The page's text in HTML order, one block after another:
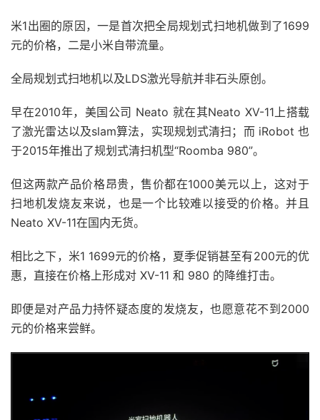
米1出圈的原因，一是首次把全局规划式扫地机做到了1699
元的价格，二是小米自带流量。
全局规划式扫地机以及LDS激光导航并非石头原创。
早在2010年，美国公司 Neato 就在其Neato XV-11上搭载
了激光雷达以及slam算法，实现规划式清扫；而 iRobot 也
于2015年推出了规划式清扫机型“Roomba 980”。
但这两款产品价格昂贵，售价都在1000美元以上，这对于
扫地机发烧友来说，也是一个比较难以接受的价格。并且
Neato XV-11在国内无货。
相比之下，米1 1699元的价格，夏季促销甚至有200元的优
惠，直接在价格上形成对 XV-11 和 980 的降维打击。
即便是对产品力持怀疑态度的发烧友，也愿意花不到2000
元的价格来尝鲜。